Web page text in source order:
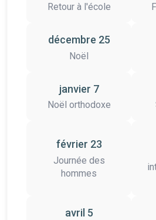
Retour à l'école
décembre 25
Noël
janvier 7
Noël orthodoxe
février 23
Journée des
hommes
avril 5